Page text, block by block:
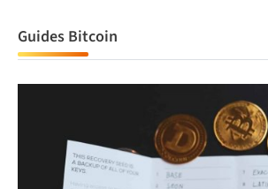
Guides Bitcoin